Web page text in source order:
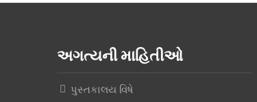
અગત્યની માહિતીઓ
પુસ્તકાલય વિષે